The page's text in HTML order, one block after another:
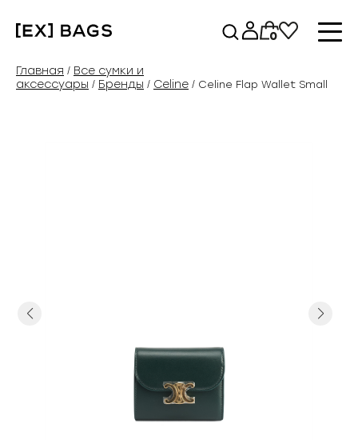
содержимому
0
Главная / Все сумки и
аксессуары / Бренды / Celine / Celine Flap Wallet Small
Previous Next